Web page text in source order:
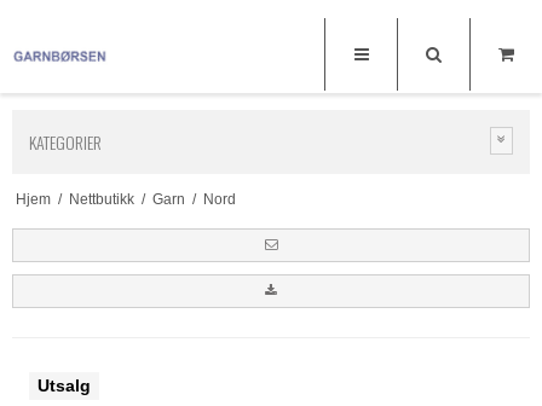
KATEGORIER
Hjem / Nettbutikk / Garn / Nord
Utsalg